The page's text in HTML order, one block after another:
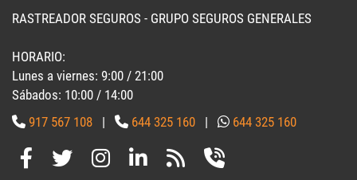
RASTREADOR SEGUROS - GRUPO SEGUROS GENERALES
HORARIO:
Lunes a viernes: 9:00 / 21:00
Sábados: 10:00 / 14:00
917 567 108 | 644 325 160 | 644 325 160